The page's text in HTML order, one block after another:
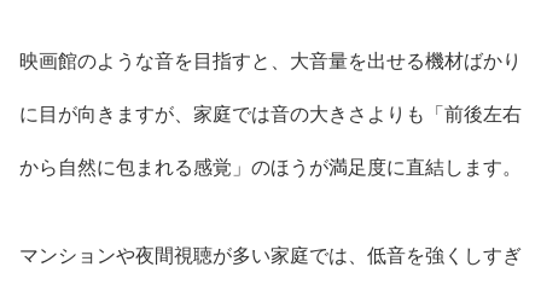
映画館のような音を目指すと、大音量を出せる機材ばかり
に目が向きますが、家庭では音の大きさよりも「前後左右
から自然に包まれる感覚」のほうが満足度に直結します。
マンションや夜間視聴が多い家庭では、低音を強くしすぎ